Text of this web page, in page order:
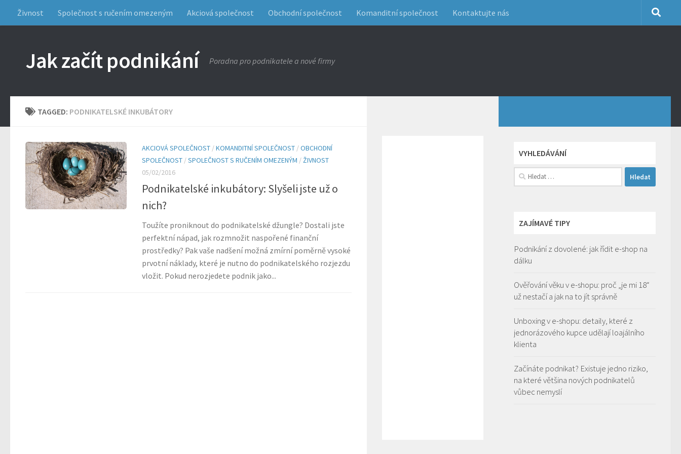
Živnost Společnost s ručením omezeným Akciová společnost Obchodní společnost Komanditní společnost Kontaktujte nás
Jak začít podnikání Poradna pro podnikatele a nové firmy
TAGGED: PODNIKATELSKÉ INKUBÁTORY
AKCIOVÁ SPOLEČNOST /KOMANDITNÍ SPOLEČNOST /OBCHODNÍ
SPOLEČNOST /SPOLEČNOST S RUČENÍM OMEZENÝM /ŽIVNOST
05/02/2016
Podnikatelské inkubátory: Slyšeli jste už o
nich?
Toužíte proniknout do podnikatelské džungle? Dostali jste
perfektní nápad, jak rozmnožit naspořené finanční
prostředky? Pak vaše nadšení možná zmírní poměrně vysoké
prvotní náklady, které je nutno do podnikatelského rozjezdu
vložit. Pokud nerozjedete podnik jako...
VYHLEDÁVÁNÍ
Vyhledávání
ZAJÍMAVÉ TIPY
Podnikání z dovolené: jak řídit e-shop na
dálku
Ověřování věku v e-shopu: proč „je mi 18“
už nestačí a jak na to jít správně
Unboxing v e-shopu: detaily, které z
jednorázového kupce udělají loajálního
klienta
Začínáte podnikat? Existuje jedno riziko,
na které většina nových podnikatelů
vůbec nemyslí